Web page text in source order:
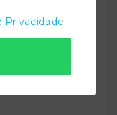
Privacidade